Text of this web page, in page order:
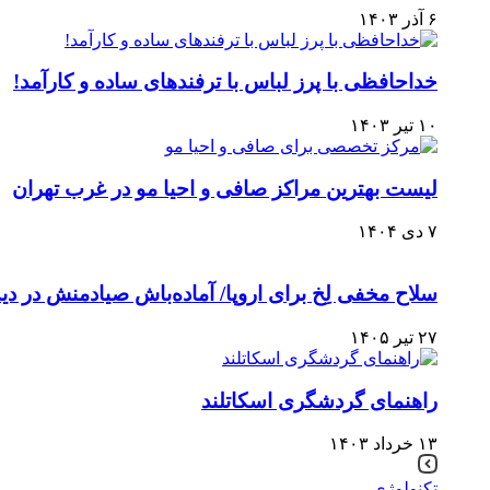
۶ آذر ۱۴۰۳
خداحافظی با پرز لباس با ترفندهای ساده و کارآمد!
۱۰ تیر ۱۴۰۳
لیست بهترین مراکز صافی و احیا مو در غرب تهران
۷ دی ۱۴۰۴
سلاح مخفی لِخ برای اروپا/ آماده‌باش صیادمنش در
۲۷ تیر ۱۴۰۵
راهنمای گردشگری اسکاتلند
۱۳ خرداد ۱۴۰۳